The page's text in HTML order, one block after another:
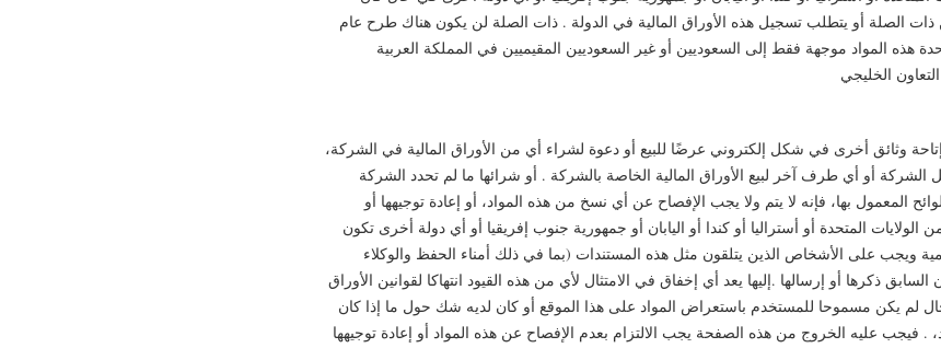
ذات الصلة أو يتطلب تسجيل هذه الأوراق المالية في الدولة . ذات الصلة لن يكون هناك طرح عام
هذه المواد موجهة فقط إلى السعوديين أو غير السعوديين المقيميين في المملكة العربية
وثائق أخرى في شكل إلكتروني عرضًا للبيع أو دعوة لشراء أي من الأوراق المالية في الشركة،
أو أي طرف آخر لبيع الأوراق المالية الخاصة بالشركة . أو شرائها ما لم تحدد الشركة
المعمول بها، فإنه لا يتم ولا يجب الإفصاح عن أي نسخ من هذه المواد، أو إعادة توجيهها أو
الولايات المتحدة أو أستراليا أو كندا أو اليابان أو جمهورية جنوب إفريقيا أو أي دولة أخرى تكون
ويجب على الأشخاص الذين يتلقون مثل هذه المستندات (بما في ذلك أمناء الحفظ والوكلاء
ذكرها أو إرسالها .إليها يعد أي إخفاق في الامتثال لأي من هذه القيود انتهاكا لقوانين الأوراق
لم يكن مسموحا للمستخدم باستعراض المواد على هذا الموقع أو كان لديه شك حول ما إذا كان
فيجب عليه الخروج من هذه الصفحة يجب الالتزام بعدم الإفصاح عن هذه المواد أو إعادة توجيهها